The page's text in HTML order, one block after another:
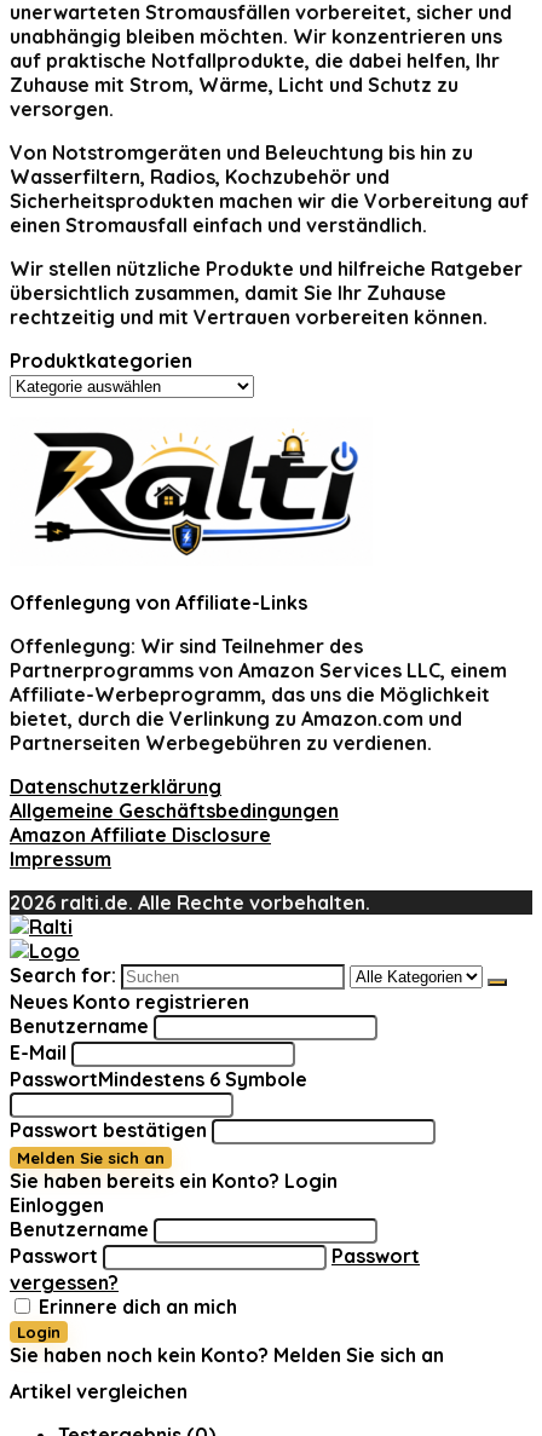
unerwarteten Stromausfällen vorbereitet, sicher und
unabhängig bleiben möchten. Wir konzentrieren uns
auf praktische Notfallprodukte, die dabei helfen, Ihr
Zuhause mit Strom, Wärme, Licht und Schutz zu
versorgen.
Von Notstromgeräten und Beleuchtung bis hin zu
Wasserfiltern, Radios, Kochzubehör und
Sicherheitsprodukten machen wir die Vorbereitung auf
einen Stromausfall einfach und verständlich.
Wir stellen nützliche Produkte und hilfreiche Ratgeber
übersichtlich zusammen, damit Sie Ihr Zuhause
rechtzeitig und mit Vertrauen vorbereiten können.
Produktkategorien
Offenlegung von Affiliate-Links
Offenlegung: Wir sind Teilnehmer des
Partnerprogramms von Amazon Services LLC, einem
Affiliate-Werbeprogramm, das uns die Möglichkeit
bietet, durch die Verlinkung zu Amazon.com und
Partnerseiten Werbegebühren zu verdienen.
Datenschutzerklärung
Allgemeine Geschäftsbedingungen
Amazon Affiliate Disclosure
Impressum
2026 ralti.de. Alle Rechte vorbehalten.
Search for:
Neues Konto registrieren
Benutzername
E-Mail
PasswortMindestens 6 Symbole
Passwort bestätigen
Melden Sie sich an
Sie haben bereits ein Konto? Login
Einloggen
Benutzername
Passwort
Passwort
vergessen?
Erinnere dich an mich
Login
Sie haben noch kein Konto? Melden Sie sich an
Artikel vergleichen